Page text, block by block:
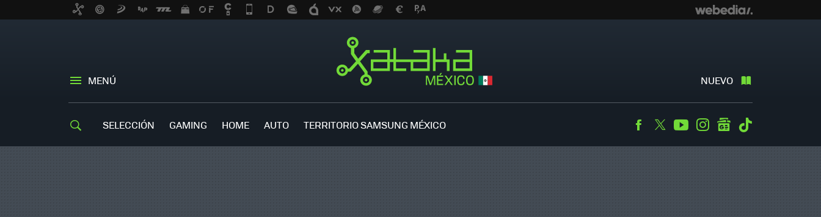
MENÚ NUEVO
SELECCIÓN GAMING HOME AUTO TERRITORIO SAMSUNG MÉXICO Facebook
TwitterYoutubeInstagramgooglenews